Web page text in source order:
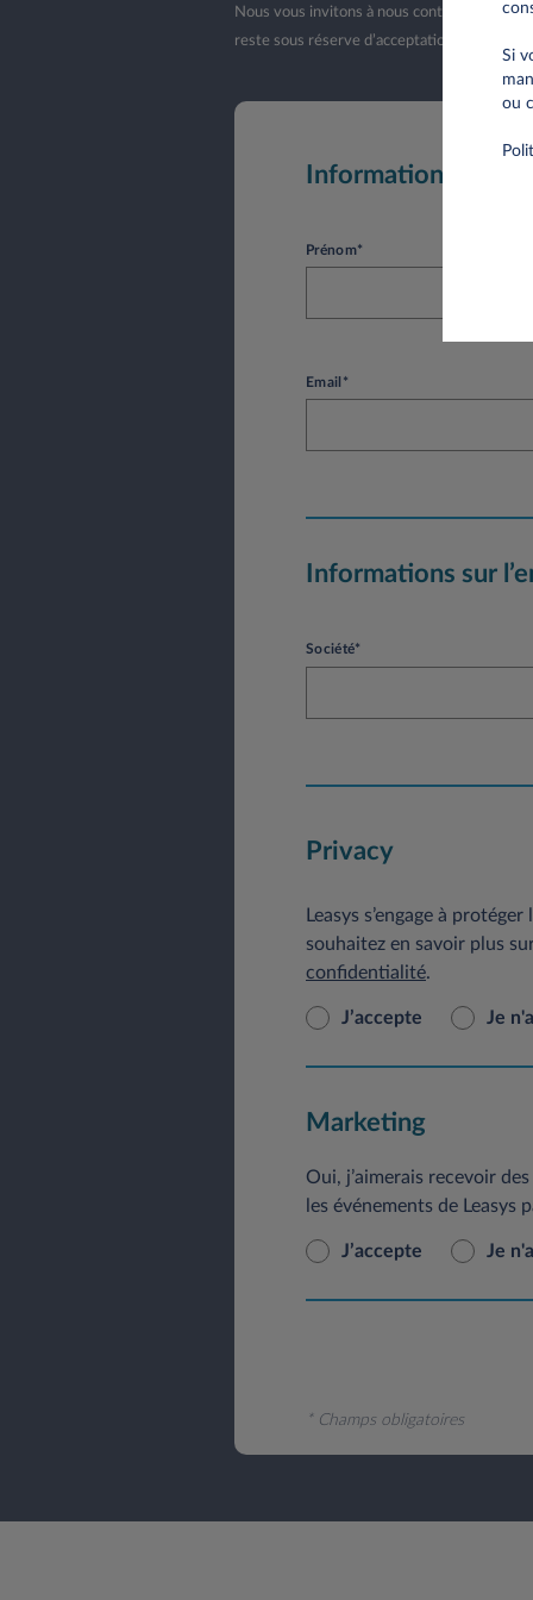
Nous vous invitons à nous contacter
reste sous réserve d’acceptation de votre
Informations
Prénom*
Email*
Informations sur
Société*
Privacy
Leasys s’engage à
souhaitez en savoir plus
confidentialité.
J’accepte Je
Marketing
Oui, j’aimerais recevoir
les événements de Leasys
J’accepte Je
* Champs obligatoires
Si
ou